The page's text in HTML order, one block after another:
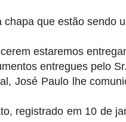
chapa que estão sendo
estaremos
entregues pelo
José Paulo lhe
registrado em 10 de